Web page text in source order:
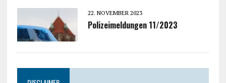
22. NOVEMBER 2023
Polizeimeldungen 11/2023